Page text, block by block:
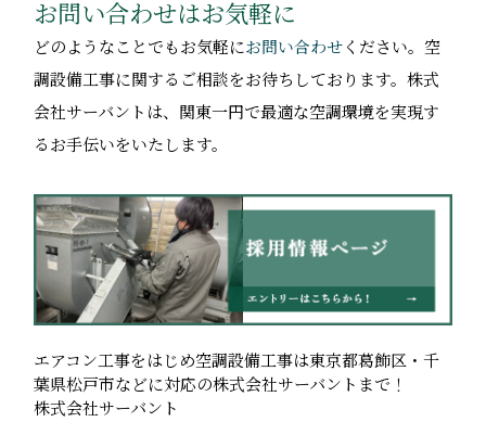
お問い合わせはお気軽に
どのようなことでもお気軽にお問い合わせ ください。空
調設備工事に関するご相談をお待ちしております。株式
会社サーバントは、関東一円で最適な空調環境を実現す
るお手伝いをいたします。
エアコン工事をはじめ空調設備工事は東京都葛飾区・千
葉県松戸市などに対応の株式会社サーバントまで！
株式会社サーバント